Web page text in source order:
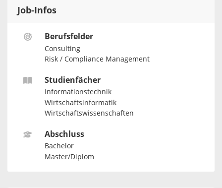
Job-Infos
Berufsfelder
Consulting
Risk / Compliance Management
Studienfächer
Informationstechnik
Wirtschaftsinformatik
Wirtschaftswissenschaften
Abschluss
Bachelor
Master/Diplom